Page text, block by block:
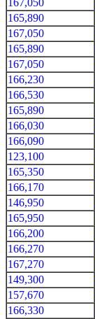
167,050
165,890
167,050
165,890
167,050
166,230
166,530
165,890
166,030
166,090
123,100
165,350
166,170
146,950
165,950
166,200
166,270
167,270
149,300
157,670
166,330